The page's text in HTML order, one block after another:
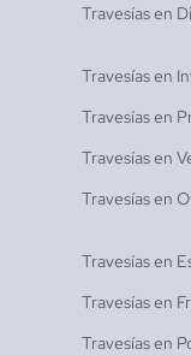
Travesías en
Travesías en
Travesías en
Travesías en
Travesías en
Travesías en
Travesías en
Travesías en